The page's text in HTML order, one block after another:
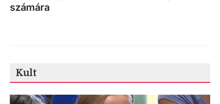
számára
Kult